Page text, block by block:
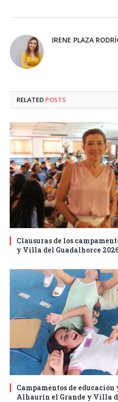
IRENE PLAZA
RELATED POSTS
Clausuras de los
y Villa del Guadalhorce
Campamentos de educación
Alhaurín el Grande y Villa